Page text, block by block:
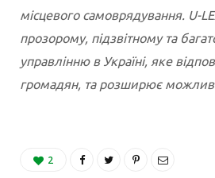
місцевого самоврядування. U-
прозорому, підзвітному та
управлінню в Україні, яке
громадян, та розширює
2